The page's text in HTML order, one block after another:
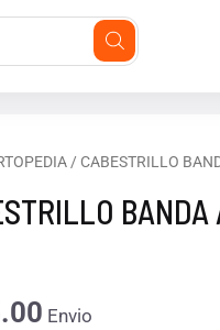
/ CABESTRILLO
BANDA
Envio